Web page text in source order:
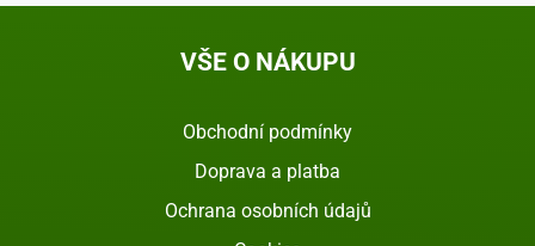
VŠE O NÁKUPU
Obchodní podmínky
Doprava a platba
Ochrana osobních údajů